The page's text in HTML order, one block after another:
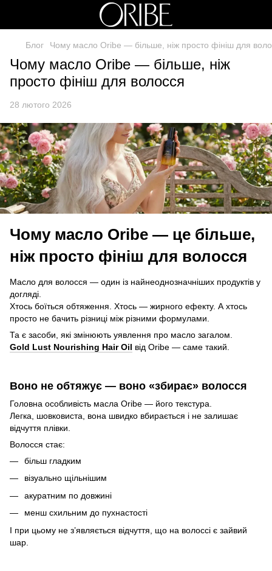
Блог Чому масло Oribe — більше, ніж просто фініш для
Чому масло Oribe — більше, ніж
просто фініш для волосся
28 лютого 2026
Чому масло Oribe — це більше,
ніж просто фініш для волосся
Масло для волосся — один із найнеоднозначніших продуктів у
догляді.
Хтось боїться обтяження. Хтось — жирного ефекту. А хтось
просто не бачить різниці між різними формулами.
Та є засоби, які змінюють уявлення про масло загалом.
Gold Lust Nourishing Hair Oil від Oribe — саме такий.
Воно не обтяжує — воно «збирає» волосся
Головна особливість масла Oribe — його текстура.
Легка, шовковиста, вона швидко вбирається і не залишає
відчуття плівки.
Волосся стає:
більш гладким
візуально щільнішим
акуратним по довжині
менш схильним до пухнастості
І при цьому не з’являється відчуття, що на волоссі є зайвий
шар.